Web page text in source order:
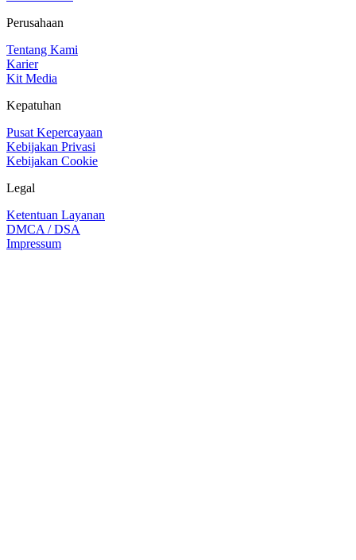
Perusahaan
Tentang Kami
Karier
Kit Media
Kepatuhan
Pusat Kepercayaan
Kebijakan Privasi
Kebijakan Cookie
Legal
Ketentuan Layanan
DMCA / DSA
Impressum